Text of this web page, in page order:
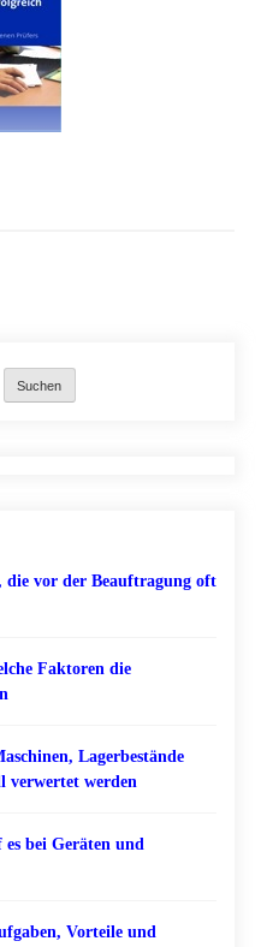
Suchen
die vor der Beauftragung oft
Faktoren die
Lagerbestände
verwertet werden
bei Geräten und
Vorteile und